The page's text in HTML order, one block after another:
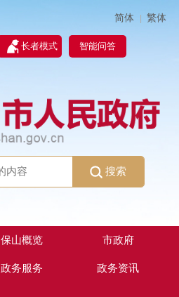
简体 | 繁体
长者模式 智能问答
搜索
保山概览 市政府
政务服务 政务资讯